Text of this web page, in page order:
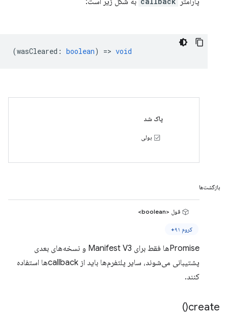
(wasCleared : boolean) => void
پاک شد
بولی
بازگشت‌ها
قول <boolean>
کروم ۹۱+
Promiseها فقط برای Manifest V3 و نسخه‌های بعدی
پشتیبانی می‌شوند، سایر پلتفرم‌ها باید از callbackها استفاده
کنند.
create(
)